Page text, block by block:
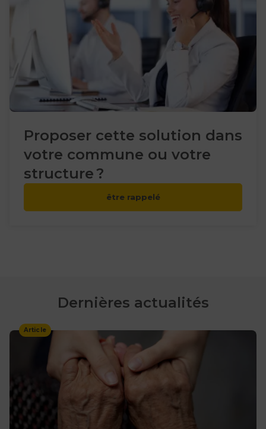
Proposer cette solution dans
votre commune ou votre
structure ?
être rappelé
Dernières actualités
Article